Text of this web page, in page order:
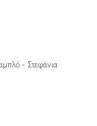
- Στεφάνια